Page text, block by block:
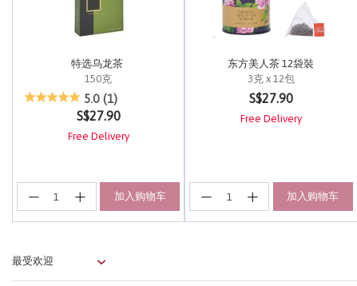
特选乌龙茶
150克
3.1 out of 5 Customer Rating
5.0 (1)
S$27.90
Free Delivery
加入购物车
东方美人茶 12袋裝
3克 x 12包
4.5 out of 5 Customer Rating
S$27.90
Free Delivery
加入购物车